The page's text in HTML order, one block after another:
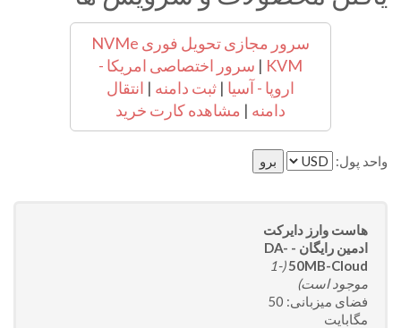
سرور مجازی تحویل فوری NVMe
KVM
| سرور اختصاصی امریکا -
اروپا - آسیا | ثبت دامنه | انتقال
دامنه | مشاهده کارت خرید
واحد پول:
هاست وارز دایرکت
ادمین رایگان - DA-
50MB-Cloud
(-1
موجود است)
فضای میزبانی: 50
مگابایت